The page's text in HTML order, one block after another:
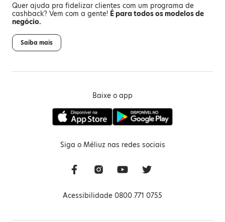
Quer ajuda pra fidelizar clientes com um programa de
cashback? Vem com a gente! É para todos os modelos de
negócio.
Saiba mais
Baixe o app
Siga o Méliuz nas redes sociais
Acessibilidade 0800 771 0755